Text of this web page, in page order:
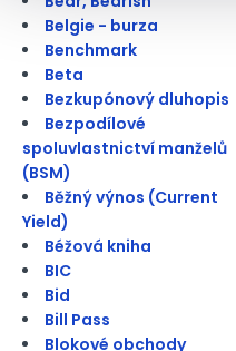
Belgie - burza
Benchmark
Beta
Bezkupónový dluhopis
Bezpodílové
spoluvlastnictví manželů
(BSM)
Běžný výnos (Current
Yield)
Béžová kniha
BIC
Bid
Bill Pass
Blokové obchody